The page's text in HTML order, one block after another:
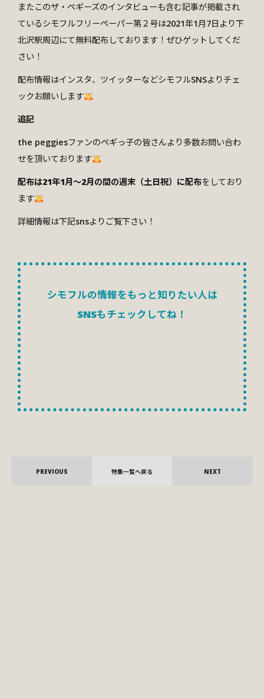
またこのザ・ペギーズのインタビューも含む記事が掲載され
ているシモフルフリーペーパー第２号は2021年1月7日より下
北沢駅周辺にて無料配布しております！ぜひゲットしてくだ
さい！
配布情報はインスタ、ツイッターなどシモフルSNSよりチェ
ックお願いします
追記
the peggiesファンのペギっ子の皆さんより多数お問い合わ
せを頂いております
配布は21年1月〜2月の間の週末（土日祝）に配布をしており
ます
詳細情報は下記snsよりご覧下さい！
シモフルの情報をもっと知りたい人は
SNSもチェックしてね！
PREVIOUS 特集一覧へ戻る NEXT